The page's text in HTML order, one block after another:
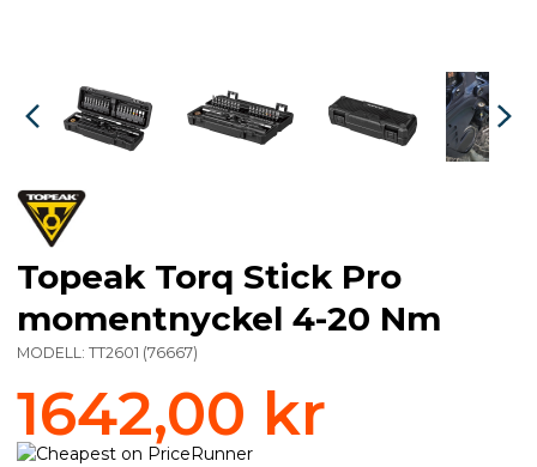
Topeak Torq Stick Pro
momentnyckel 4-20 Nm
MODELL: TT2601 (76667)
1642,00 kr